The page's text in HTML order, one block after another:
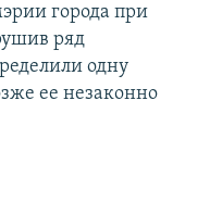
города при
ряд
одну
ее незаконно